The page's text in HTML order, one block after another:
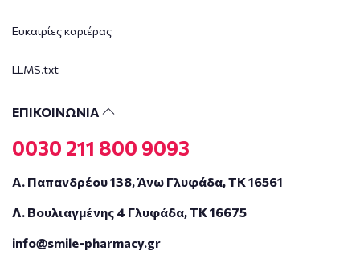
Ευκαιρίες καριέρας
LLMS.txt
ΕΠΙΚΟΙΝΩΝΙΑ
0030 211 800 9093
Α. Παπανδρέου 138, Άνω Γλυφάδα, ΤΚ 16561
Λ. Βουλιαγμένης 4 Γλυφάδα, ΤΚ 16675
info@smile-pharmacy.gr